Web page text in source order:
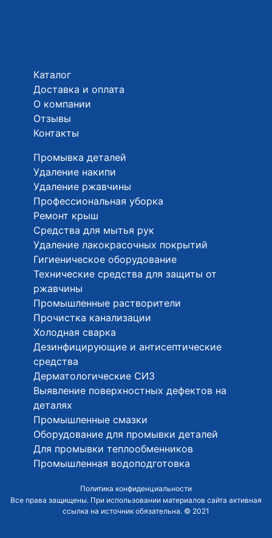
Каталог
Доставка и оплата
О компании
Отзывы
Контакты
Промывка деталей
Удаление накипи
Удаление ржавчины
Профессиональная уборка
Ремонт крыш
Средства для мытья рук
Удаление лакокрасочных покрытий
Гигиеническое оборудование
Технические средства для защиты от
ржавчины
Промышленные растворители
Прочистка канализации
Холодная сварка
Дезинфицирующие и антисептические
средства
Дерматологические СИЗ
Выявление поверхностных дефектов на
деталях
Промышленные смазки
Оборудование для промывки деталей
Для промывки теплообменников
Промышленная водоподготовка
Политика конфиденциальности
Все права защищены. При использовании материалов сайта активная
ссылка на источник обязательна. © 2021